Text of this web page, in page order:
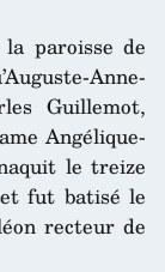
paroisse de
Anne-
Guillemot,
Angélique-
le treize
fut batisé le
recteur de